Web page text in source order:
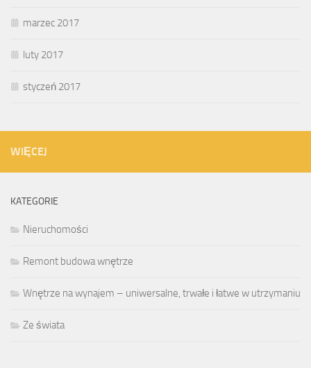
marzec 2017
luty 2017
styczeń 2017
WIĘCEJ
KATEGORIE
Nieruchomości
Remont budowa wnętrze
Wnętrze na wynajem – uniwersalne, trwałe i łatwe w utrzymaniu
Ze świata